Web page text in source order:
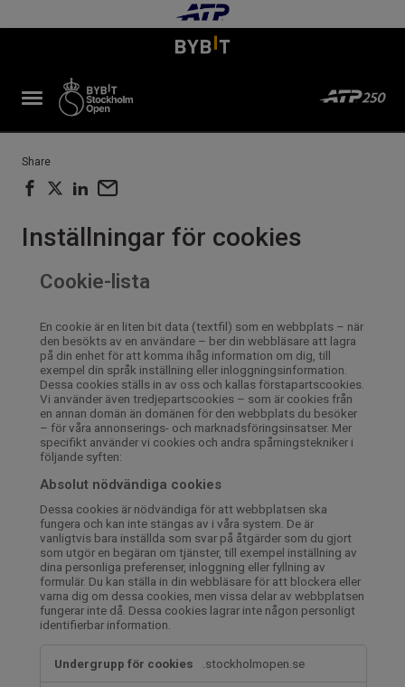
Share
Inställningar för cookies
Cookie-lista
En cookie är en liten bit data (textfil) som en webbplats – när
den besökts av en användare – ber din webbläsare att lagra
på din enhet för att komma ihåg information om dig, till
exempel din språk inställning eller inloggningsinformation.
Dessa cookies ställs in av oss och kallas förstapartscookies.
Vi använder även tredjepartscookies – som är cookies från
en annan domän än domänen för den webbplats du besöker
– för våra annonserings- och marknadsföringsinsatser. Mer
specifikt använder vi cookies och andra spårningstekniker i
följande syften:
Absolut nödvändiga cookies
Dessa cookies är nödvändiga för att webbplatsen ska
fungera och kan inte stängas av i våra system. De är
vanligtvis bara inställda som svar på åtgärder som du gjort
som utgör en begäran om tjänster, till exempel inställning av
dina personliga preferenser, inloggning eller fyllning av
formulär. Du kan ställa in din webbläsare för att blockera eller
varna dig om dessa cookies, men vissa delar av webbplatsen
fungerar inte då. Dessa cookies lagrar inte någon personligt
identifierbar information.
nödvändiga
.stockholmopen.se